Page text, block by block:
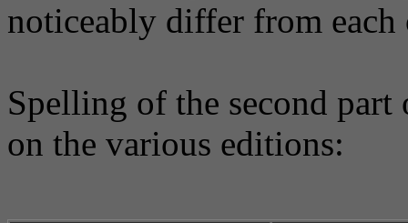
noticeably differ from each
Spelling of the second
on the various editions: